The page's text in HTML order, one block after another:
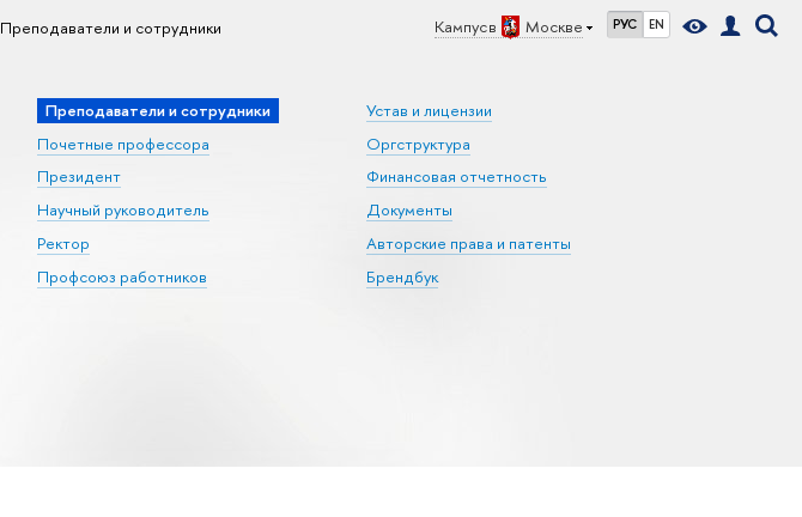
Кампус в Москве РУС EN
Преподаватели и сотрудники
Преподаватели и сотрудники
Почетные профессора
Президент
Научный руководитель
Ректор
Профсоюз работников
Устав и лицензии
Оргструктура
Финансовая отчетность
Документы
Авторские права и патенты
Брендбук